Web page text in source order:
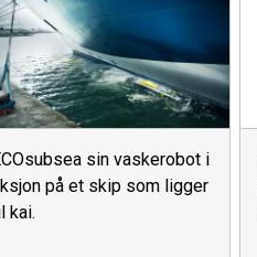
sin vaskerobot i
på et skip som ligger
kai.